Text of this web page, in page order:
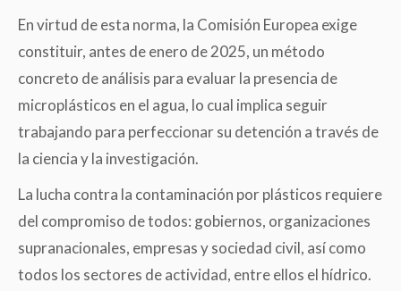
En virtud de esta norma, la Comisión Europea exige
constituir, antes de enero de 2025, un método
concreto de análisis para evaluar la presencia de
microplásticos en el agua, lo cual implica seguir
trabajando para perfeccionar su detención a través de
la ciencia y la investigación.
La lucha contra la contaminación por plásticos requiere
del compromiso de todos: gobiernos, organizaciones
supranacionales, empresas y sociedad civil, así como
todos los sectores de actividad, entre ellos el hídrico.